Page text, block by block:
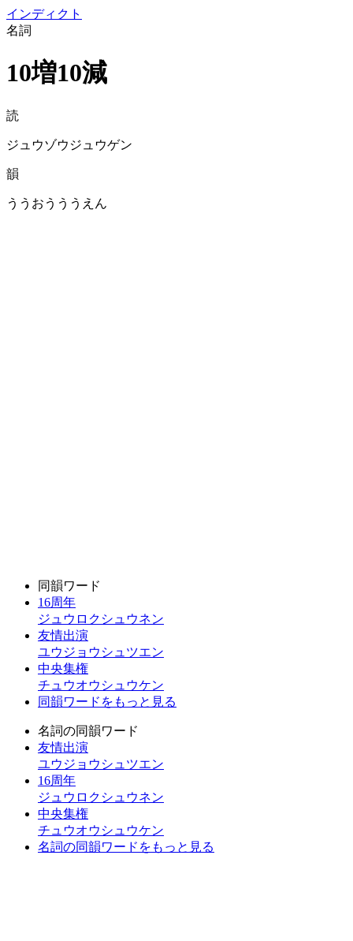
インディクト
名詞
10増10減
読
ジュウゾウジュウゲン
韻
ううおうううえん
同韻ワード
16周年
ジュウロクシュウネン
友情出演
ユウジョウシュツエン
中央集権
チュウオウシュウケン
同韻ワードをもっと見る
名詞の同韻ワード
友情出演
ユウジョウシュツエン
16周年
ジュウロクシュウネン
中央集権
チュウオウシュウケン
名詞の同韻ワードをもっと見る